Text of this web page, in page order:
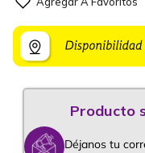
Déjanos tu